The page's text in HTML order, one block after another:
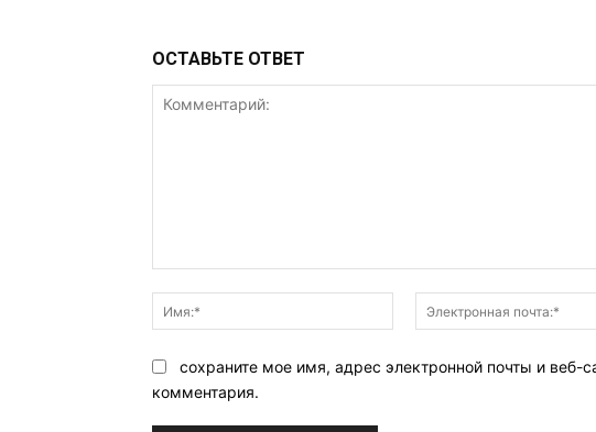
ОСТАВЬТЕ ОТВЕТ
Имя:*
сохраните мое имя, адрес электронной почты и веб-
комментария.